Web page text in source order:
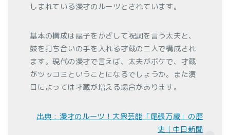
しまれている漫才のルーツとされています。
基本の構成は扇子をかざして祝詞を言う太夫と、
鼓を打ち合いの手を入れる才蔵の二人で構成され
ます。現代の漫才で言えば、太夫がボケで、才蔵
がツッコミということになるでしょうか。また演
目によっては才蔵が増える場合があります。
出典 : 漫才のルーツ！大衆芸能「尾張万歳」の歴
史｜中日新聞